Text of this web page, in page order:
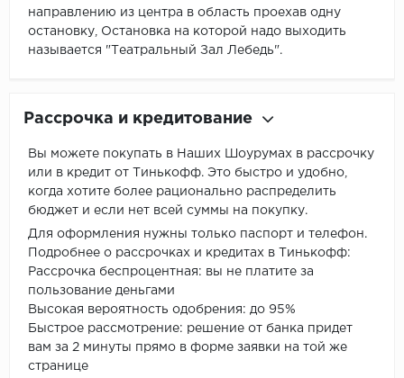
направлению из центра в область проехав одну
остановку, Остановка на которой надо выходить
называется "Театральный Зал Лебедь".
Рассрочка и кредитование
Вы можете покупать в Наших Шоурумах в рассрочку
или в кредит от Тинькофф. Это быстро и удобно,
когда хотите более рационально распределить
бюджет и если нет всей суммы на покупку.
Для оформления нужны только паспорт и телефон.
Подробнее о рассрочках и кредитах в Тинькофф:
Рассрочка беспроцентная: вы не платите за
пользование деньгами
Высокая вероятность одобрения: до 95%
Быстрое рассмотрение: решение от банка придет
вам за 2 минуты прямо в форме заявки на той же
странице